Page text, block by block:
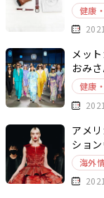
健康
メッ
おみ
健康
アメ
ショ
海外